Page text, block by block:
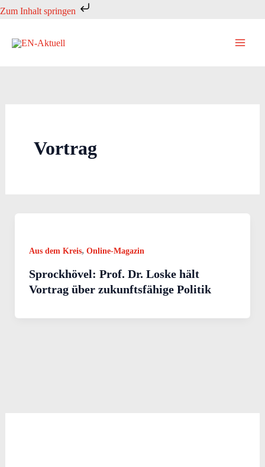
Zum Inhalt springen
Zum
springen
Vortrag
Aus dem Kreis, Online-Magazin
Sprockhövel: Prof. Dr. Loske hält
Vortrag über zukunftsfähige Politik